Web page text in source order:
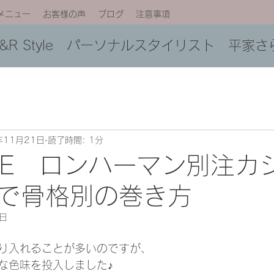
ニュー お客様の声 ブログ 注意事項
Style パーソナルスタイリスト 平家さ
ロンハーマン別注カ
骨格別の巻き方
月21日 読了時間: 1分
入れることが多いのですが、
色味を投入しました♪